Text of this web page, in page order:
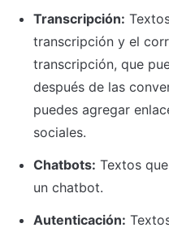
Transcripción:
transcripción y el
transcripción, que
después de las
puedes agregar
sociales.
Chatbots: Textos
un chatbot.
Autenticación: